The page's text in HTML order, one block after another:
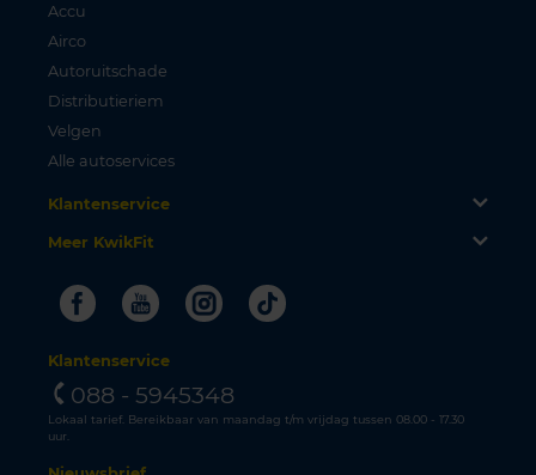
Accu
Airco
Autoruitschade
Distributieriem
Velgen
Alle autoservices
Klantenservice
Meer KwikFit
FacebookYoutubeInstagram
Tiktok
Klantenservice
088 - 5945348
Lokaal tarief. Bereikbaar van maandag t/m vrijdag tussen 08.00 - 17.30
uur.